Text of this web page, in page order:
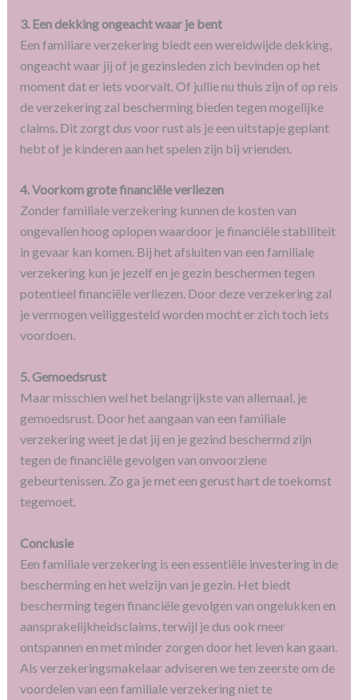
3. Een dekking ongeacht waar je bent
Een familiare verzekering biedt een wereldwijde dekking,
ongeacht waar jij of je gezinsleden zich bevinden op het
moment dat er iets voorvalt. Of jullie nu thuis zijn of op reis
de verzekering zal bescherming bieden tegen mogelijke
claims. Dit zorgt dus voor rust als je een uitstapje geplant
hebt of je kinderen aan het spelen zijn bij vrienden.
4. Voorkom grote financiële verliezen
Zonder familiale verzekering kunnen de kosten van
ongevallen hoog oplopen waardoor je financiële stabiliteit
in gevaar kan komen. Bij het afsluiten van een familiale
verzekering kun je jezelf en je gezin beschermen tegen
potentieel financiële verliezen. Door deze verzekering zal
je vermogen veiliggesteld worden mocht er zich toch iets
voordoen.
5. Gemoedsrust
Maar misschien wel het belangrijkste van allemaal, je
gemoedsrust. Door het aangaan van een familiale
verzekering weet je dat jij en je gezind beschermd zijn
tegen de financiële gevolgen van onvoorziene
gebeurtenissen. Zo ga je met een gerust hart de toekomst
tegemoet.
Conclusie
Een familiale verzekering is een essentiële investering in de
bescherming en het welzijn van je gezin. Het biedt
bescherming tegen financiële gevolgen van ongelukken en
aansprakelijkheidsclaims, terwijl je dus ook meer
ontspannen en met minder zorgen door het leven kan gaan.
Als verzekeringsmakelaar adviseren we ten zeerste om de
voordelen van een familiale verzekering niet te